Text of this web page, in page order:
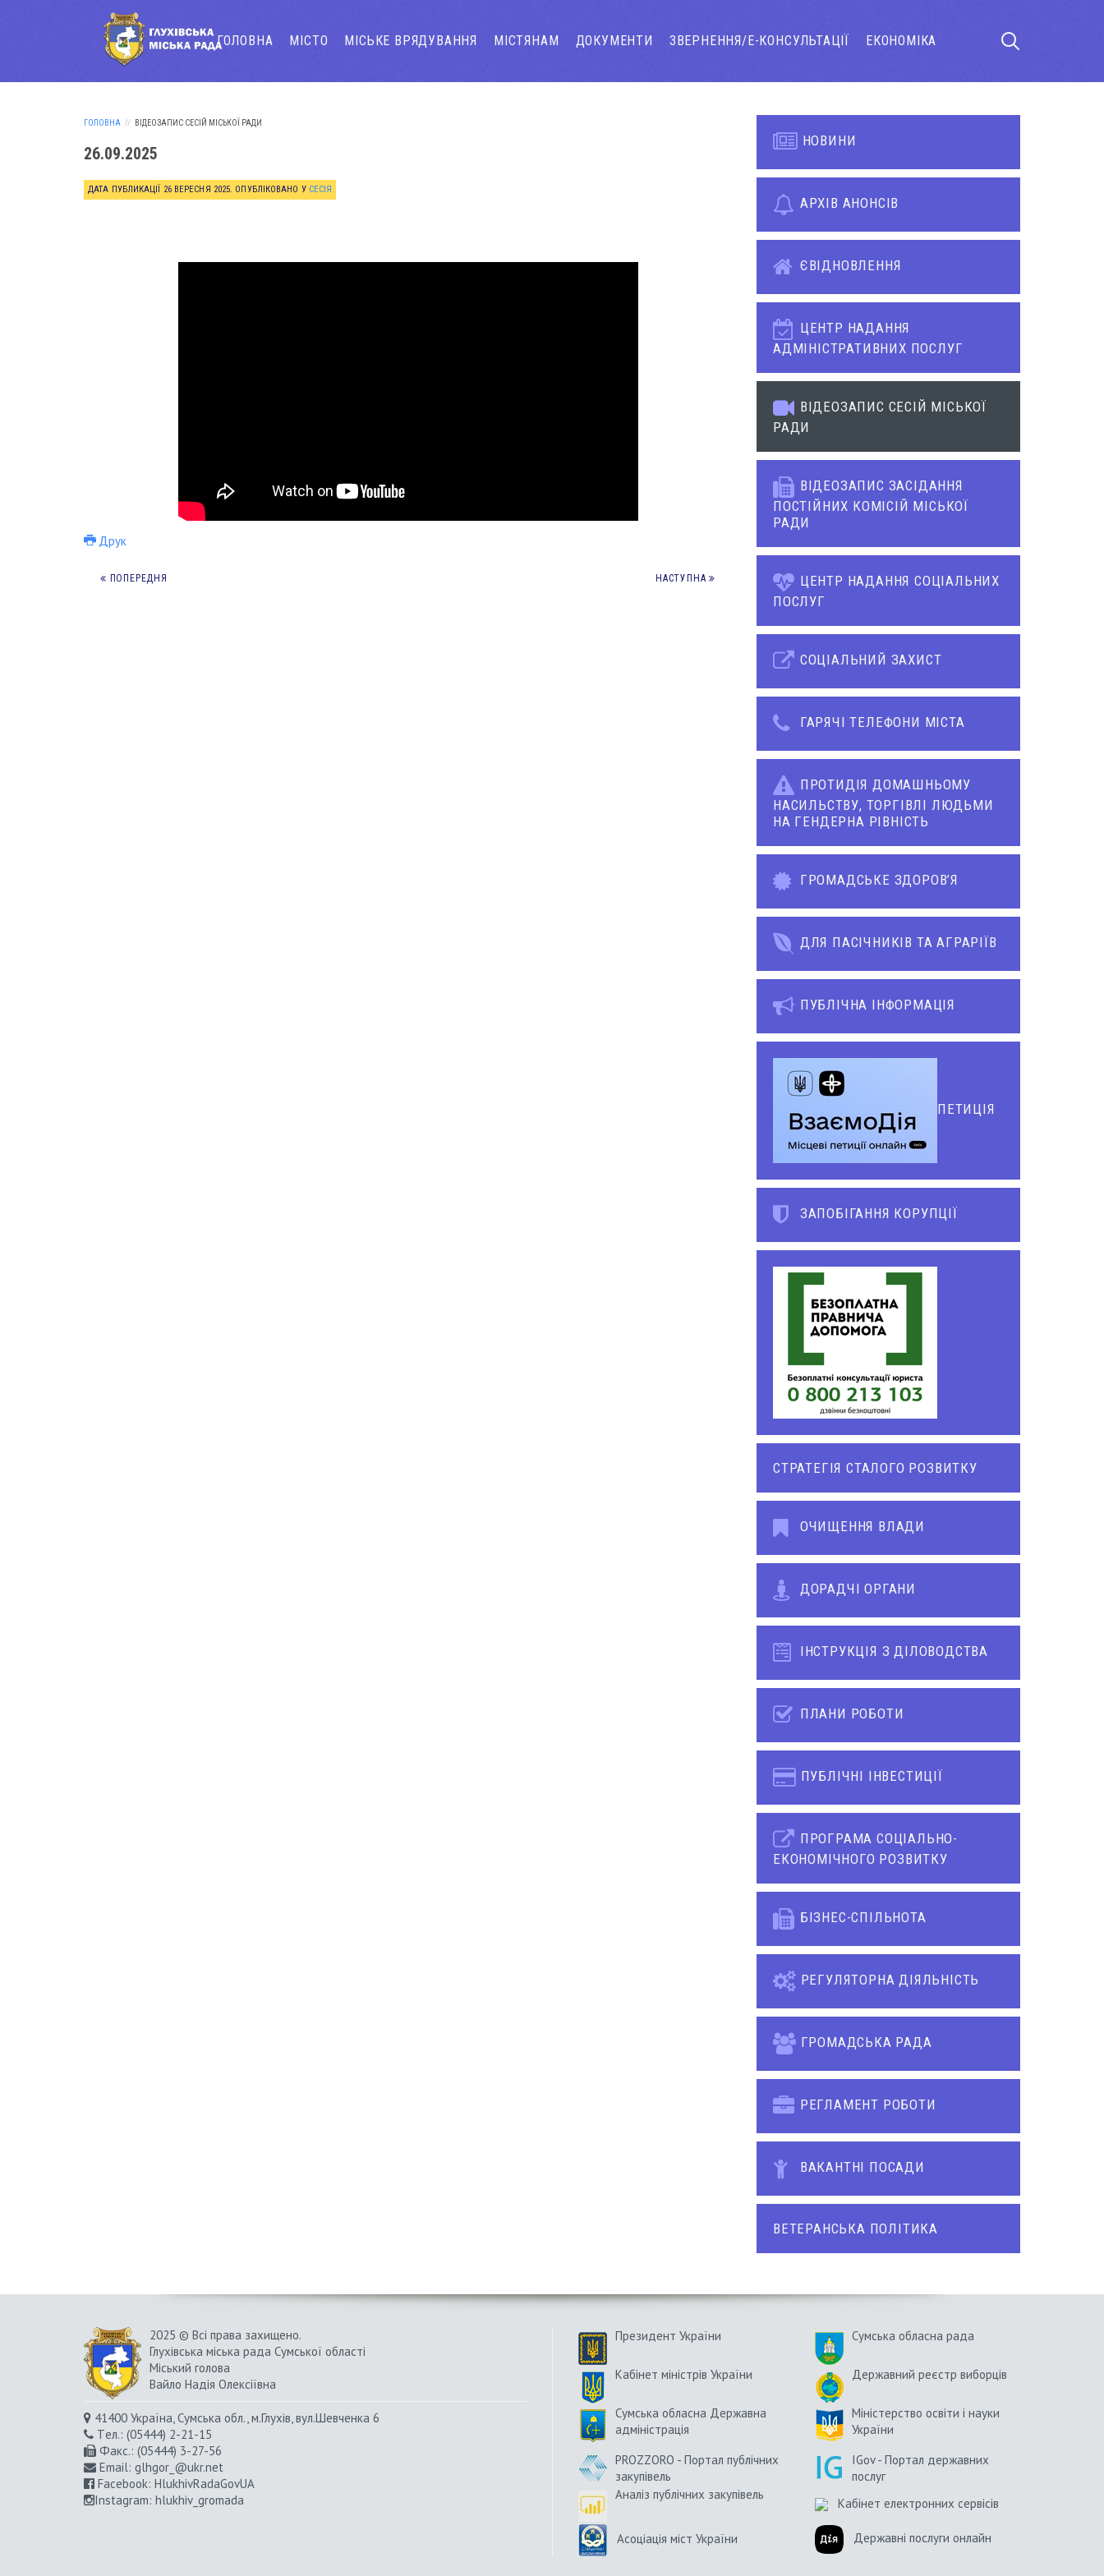
ГОЛОВНА МІСТО МІСЬКЕ ВРЯДУВАННЯ МІСТЯНАМ ДОКУМЕНТИ ЗВЕРНЕННЯ/Е-КОНСУЛЬТАЦІЇ ЕКОНОМІКА
ГОЛОВНА ВІДЕОЗАПИС СЕСІЙ МІСЬКОЇ РАДИ
26.09.2025
ДАТА ПУБЛИКАЦІЇ 26 ВЕРЕСНЯ 2025. ОПУБЛІКОВАНО У СЕСІЯ
Друк
ПОПЕРЕДНЯ НАСТУПНА
НОВИНИ
АРХІВ АНОНСІВ
ЄВІДНОВЛЕННЯ
ЦЕНТР НАДАННЯ
АДМІНІСТРАТИВНИХ ПОСЛУГ
ВІДЕОЗАПИС СЕСІЙ МІСЬКОЇ
РАДИ
ВІДЕОЗАПИС ЗАСІДАННЯ
ПОСТІЙНИХ КОМІСІЙ МІСЬКОЇ
РАДИ
ЦЕНТР НАДАННЯ СОЦІАЛЬНИХ
ПОСЛУГ
СОЦІАЛЬНИЙ ЗАХИСТ
ГАРЯЧІ ТЕЛЕФОНИ МІСТА
ПРОТИДІЯ ДОМАШНЬОМУ
НАСИЛЬСТВУ, ТОРГІВЛІ ЛЮДЬМИ
НА ГЕНДЕРНА РІВНІСТЬ
ГРОМАДСЬКЕ ЗДОРОВ’Я
ДЛЯ ПАСІЧНИКІВ ТА АГРАРІЇВ
ПУБЛІЧНА ІНФОРМАЦІЯ
ПЕТИЦІЯ
ЗАПОБІГАННЯ КОРУПЦІЇ
СТРАТЕГІЯ СТАЛОГО РОЗВИТКУ
ОЧИЩЕННЯ ВЛАДИ
ДОРАДЧІ ОРГАНИ
ІНСТРУКЦІЯ З ДІЛОВОДСТВА
ПЛАНИ РОБОТИ
ПУБЛІЧНІ ІНВЕСТИЦІЇ
ПРОГРАМА СОЦІАЛЬНО-
ЕКОНОМІЧНОГО РОЗВИТКУ
БІЗНЕС-СПІЛЬНОТА
РЕГУЛЯТОРНА ДІЯЛЬНІСТЬ
ГРОМАДСЬКА РАДА
РЕГЛАМЕНТ РОБОТИ
ВАКАНТНІ ПОСАДИ
ВЕТЕРАНСЬКА ПОЛІТИКА
2025 © Всі права захищено.
Глухівська міська рада Сумської області
Міський голова
Вайло Надія Олексіївна
41400 Україна, Сумська обл., м.Глухів, вул.Шевченка 6
Tел.: (05444) 2-21-15
Факс.: (05444) 3-27-56
Email: glhgor_@ukr.net
Facebook: HlukhivRadaGovUA
Instagram: hlukhiv_gromada
Президент України Сумська обласна рада
Кабінет міністрів України Державний реєстр виборців
Сумська обласна Державна
адміністрація
Міністерство освіти і науки
України
PROZZORO - Портал публічних
закупівель
IGov - Портал державних
послуг
Аналіз публічних закупівель
Кабінет електронних сервісів
Асоціація міст України Державні послуги онлайн